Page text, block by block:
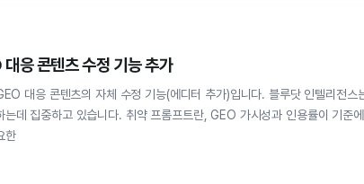
응 콘텐츠 수정 기능 추가
츠의 자체 수정 기능(에디터 추가)입니다. 블루닷 인텔리전스는
데 집중하고 있습니다. 취약 프롬프트란, GEO 가시성과 인용률이 기준에
한